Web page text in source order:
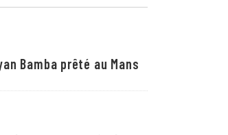
Bamba prêté au Mans